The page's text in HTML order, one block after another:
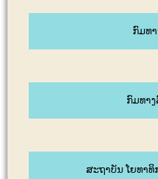
ກົມທາ
ກົມທາ
ສະຖາບັນ ໂຍທາທິ